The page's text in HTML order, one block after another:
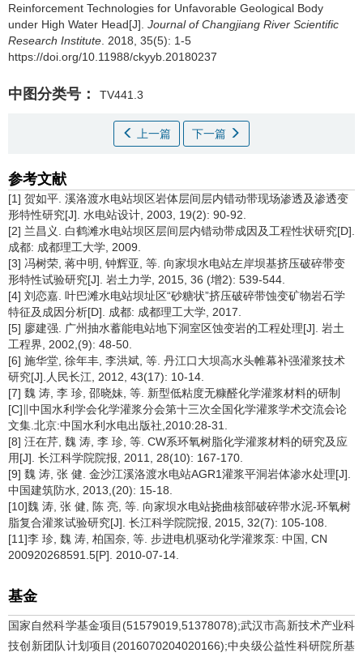
Reinforcement Technologies for Unfavorable Geological Body
under High Water Head[J]. Journal of Changjiang River Scientific
Research Institute . 2018, 35(5): 1-5
https://doi.org/10.11988/ckyyb.20180237
中图分类号： TV441.3
上一篇 下一篇
参考文献
[1] 贺如平. 溪洛渡水电站坝区岩体层间层内错动带现场渗透及渗透变
形特性研究[J]. 水电站设计, 2003, 19(2): 90-92.
[2] 兰昌义. 白鹤滩水电站坝区层间层内错动带成因及工程性状研究[D].
成都: 成都理工大学, 2009.
[3] 冯树荣, 蒋中明, 钟辉亚, 等. 向家坝水电站左岸坝基挤压破碎带变
形特性试验研究[J]. 岩土力学, 2015, 36 (增2): 539-544.
[4] 刘恋嘉. 叶巴滩水电站坝址区“砂糖状”挤压破碎带蚀变矿物岩石学
特征及成因分析[D]. 成都: 成都理工大学, 2017.
[5] 廖建强. 广州抽水蓄能电站地下洞室区蚀变岩的工程处理[J]. 岩土
工程界, 2002,(9): 48-50.
[6] 施华堂, 徐年丰, 李洪斌, 等. 丹江口大坝高水头帷幕补强灌浆技术
研究[J].人民长江, 2012, 43(17): 10-14.
[7] 魏 涛, 李 珍, 邵晓妹, 等. 新型低粘度无糠醛化学灌浆材料的研制
[C]∥中国水利学会化学灌浆分会第十三次全国化学灌浆学术交流会论
文集.北京:中国水利水电出版社,2010:28-31.
[8] 汪在芹, 魏 涛, 李 珍, 等. CW系环氧树脂化学灌浆材料的研究及应
用[J]. 长江科学院院报, 2011, 28(10): 167-170.
[9] 魏 涛, 张 健. 金沙江溪洛渡水电站AGR1灌浆平洞岩体渗水处理[J].
中国建筑防水, 2013,(20): 15-18.
[10]魏 涛, 张 健, 陈 亮, 等. 向家坝水电站挠曲核部破碎带水泥-环氧树
脂复合灌浆试验研究[J]. 长江科学院院报, 2015, 32(7): 105-108.
[11]李 珍, 魏 涛, 柏国奈, 等. 步进电机驱动化学灌浆泵: 中国, CN
200920268591.5[P]. 2010-07-14.
基金
国家自然科学基金项目(51579019,51378078);武汉市高新技术产业科
技创新团队计划项目(2016070204020166);中央级公益性科研院所基